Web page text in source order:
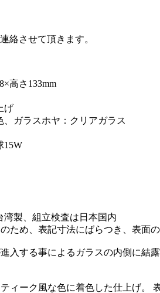
絡させて頂きます。
高さ133mm
げ
ガラスホヤ：クリアガラス
15W
湾製、組立検査は日本国内
ため、表記寸法にばらつき、表面
入する事によるガラスの内側に結
ィーク風な色に着色した仕上げ。